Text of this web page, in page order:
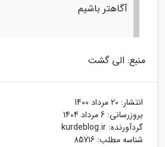
آگاهتر باشیم
منبع: الی گشت
انتشار: 20 مرداد 1400
بروزرسانی: 6 مرداد 1404
گردآورنده: kurdeblog.ir
شناسه مطلب: 85716